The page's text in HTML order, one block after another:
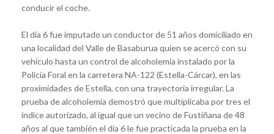
conducir el coche.
El día 6 fue imputado un conductor de 51 años domiciliado en
una localidad del Valle de Basaburua quien se acercó con su
vehículo hasta un control de alcoholemia instalado por la
Policía Foral en la carretera NA-122 (Estella-Cárcar), en las
proximidades de Estella, con una trayectoria irregular. La
prueba de alcoholemia demostró que multiplicaba por tres el
índice autorizado, al igual que un vecino de Fustiñana de 48
años al que también el día 6 le fue practicada la prueba en la